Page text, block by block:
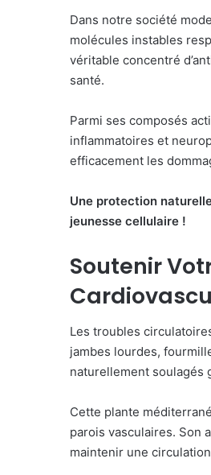
Dans notre société
molécules instables
véritable concentré
santé.
Parmi ses composés
inflammatoires et
efficacement les
Une protection
jeunesse cellulaire !
Soutenir
Les troubles
jambes lourdes,
naturellement soulagés
Cette plante
parois vasculaires. Son
maintenir une